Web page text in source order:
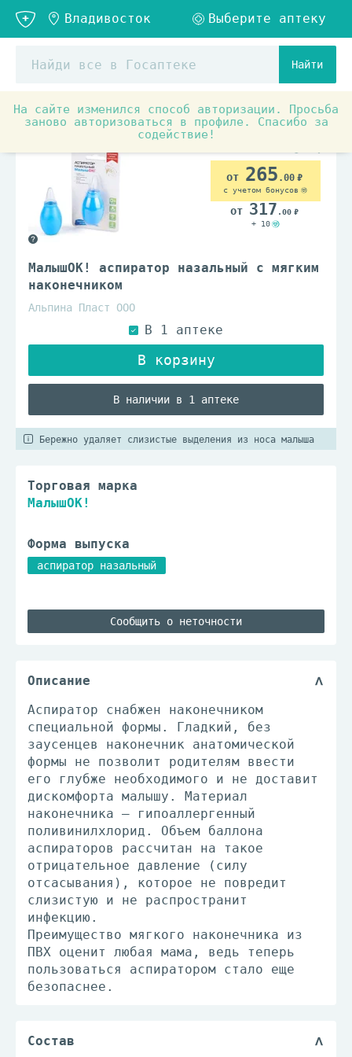
Найти
На сайте изменился способ авторизации. Просьба
заново авторизоваться в профиле. Спасибо за
содействие!
Детское питание и уход Детская косметика и
МалышОК! аспиратор назальный с мягким
наконечником
Альпина Пласт ООО
В наличии в 1 аптеке
265 .00
с учетом бонусов
317 .00
+ 10
Бережно удаляет слизистые выделения из носа малыша
Торговая марка
МалышОК!
Форма выпуска
аспиратор назальный
Сообщить о неточности
Описание
Аспиратор снабжен наконечником
специальной формы. Гладкий, без
заусенцев наконечник анатомической
формы не позволит родителям ввести
его глубже необходимого и не доставит
дискомфорта малышу. Материал
наконечника – гипоаллергенный
поливинилхлорид. Объем баллона
аспираторов рассчитан на такое
отрицательное давление (силу
отсасывания), которое не повредит
слизистую и не распространит
инфекцию.
Преимущество мягкого наконечника из
ПВХ оценит любая мама, ведь теперь
пользоваться аспиратором стало еще
безопаснее.
Состав